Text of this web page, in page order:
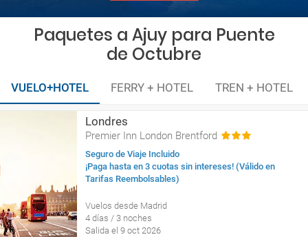
Paquetes a Ajuy para Puente
de Octubre
VUELO+HOTEL FERRY + HOTEL TREN + HOTEL
Londres
Premier Inn London Brentford
Seguro de Viaje Incluido
¡Paga hasta en 3 cuotas sin intereses! (Válido en
Tarifas Reembolsables)
Vuelos desde Madrid
4 días / 3 noches
Salida el 9 oct 2026